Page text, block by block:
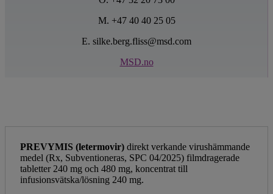
M. +47 40 40 25 05
E. silke.berg.fliss@msd.com
MSD.no
PREVYMIS (letermovir) direkt verkande virushämmande
medel (Rx, Subventioneras, SPC 04/2025) filmdragerade
tabletter 240 mg och 480 mg, koncentrat till
infusionsvätska/lösning 240 mg.